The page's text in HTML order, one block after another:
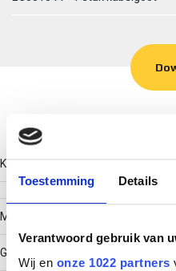
Toestemming Details
Verantwoord gebruik van
Wij en onze 1022 partners
Technische gegevens
Kleur
Model
Geïntegreerde verbinder